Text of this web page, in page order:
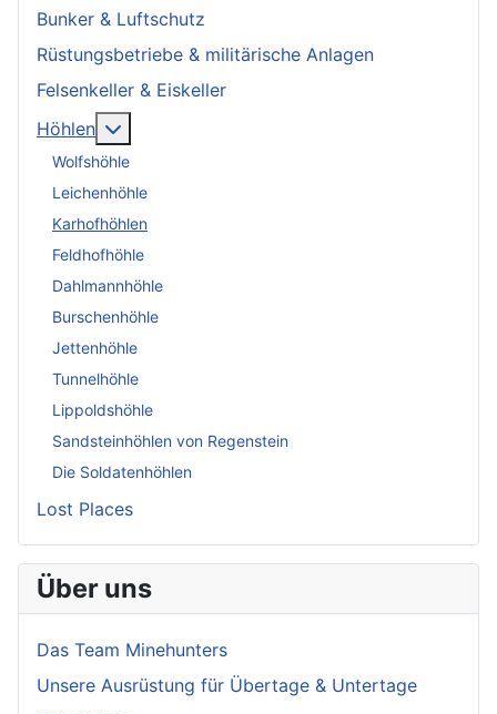
Bunker & Luftschutz
Rüstungsbetriebe & militärische Anlagen
Felsenkeller & Eiskeller
Höhlen
Wolfshöhle
Leichenhöhle
Karhofhöhlen
Feldhofhöhle
Dahlmannhöhle
Burschenhöhle
Jettenhöhle
Tunnelhöhle
Lippoldshöhle
Sandsteinhöhlen von Regenstein
Die Soldatenhöhlen
Lost Places
Über uns
Das Team Minehunters
Unsere Ausrüstung für Übertage & Untertage